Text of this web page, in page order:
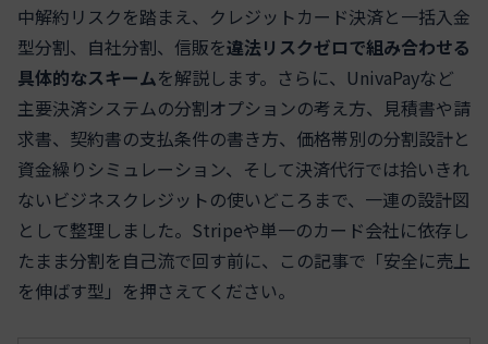
中解約リスクを踏まえ、クレジットカード決済と一括入金
型分割、自社分割、信販を違法リスクゼロで組み合わせる
具体的なスキームを解説します。さらに、UnivaPayなど
主要決済システムの分割オプションの考え方、見積書や請
求書、契約書の支払条件の書き方、価格帯別の分割設計と
資金繰りシミュレーション、そして決済代行では拾いきれ
ないビジネスクレジットの使いどころまで、一連の設計図
として整理しました。Stripeや単一のカード会社に依存し
たまま分割を自己流で回す前に、この記事で「安全に売上
を伸ばす型」を押さえてください。